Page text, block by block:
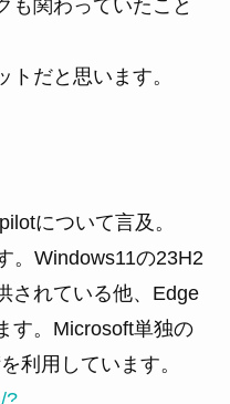
も関わっていたこと
だと思います。
について言及。
。Windows11の23H2
されている他、Edge
す。Microsoft単独の
利用しています。
?